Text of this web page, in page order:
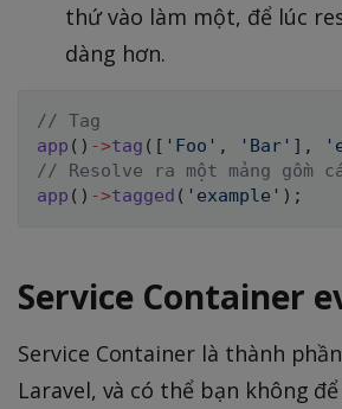
thứ vào làm một, để lúc
dàng hơn.
// Tag
app ( ) ->tag ( [ 'Foo' , 'Bar' ] ,
// Resolve ra một mảng gồm
app ( ) ->tagged ( 'example' ) ;
Service Container
Service Container là thành
Laravel, và có thể bạn không